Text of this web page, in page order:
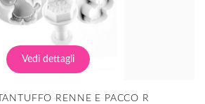
Vedi dettagli
RENNE E PACCO R